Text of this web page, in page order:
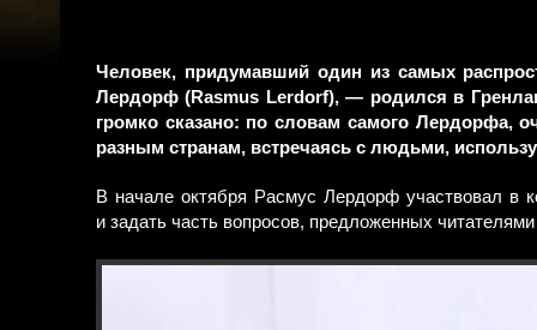
Человек, придумавший один из самых
Лердорф (Rasmus Lerdorf), — родился в
громко сказано: по словам самого Лердорфа,
разным странам, встречаясь с людьми,
В начале октября Расмус Лердорф участвовал в
и задать часть вопросов, предложенных